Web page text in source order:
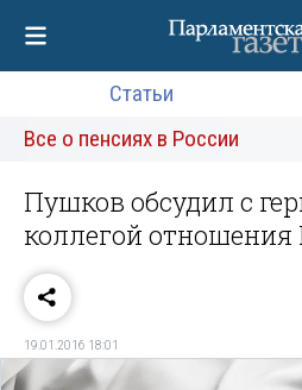
Статьи
Все о пенсиях в России
Пушков обсудил с
коллегой отношения
19.01.2016 18:01